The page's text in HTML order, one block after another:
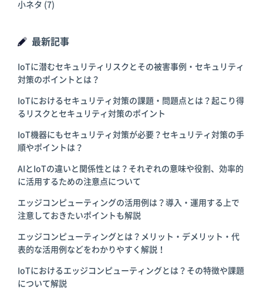
小ネタ (7)
最新記事
IoTに潜むセキュリティリスクとその被害事例・セキュリティ
対策のポイントとは？
IoTにおけるセキュリティ対策の課題・問題点とは？起こり得
るリスクとセキュリティ対策のポイント
IoT機器にもセキュリティ対策が必要？セキュリティ対策の手
順やポイントは？
AIとIoTの違いと関係性とは？それぞれの意味や役割、効率的
に活用するための注意点について
エッジコンピューティングの活用例は？導入・運用する上で
注意しておきたいポイントも解説
エッジコンピューティングとは？メリット・デメリット・代
表的な活用例などをわかりやすく解説！
IoTにおけるエッジコンピューティングとは？その特徴や課題
について解説